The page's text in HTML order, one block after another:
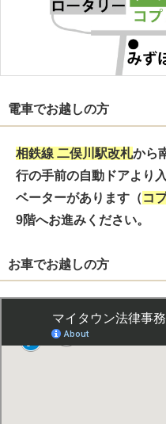
電車でお越しの方
相鉄線 二俣川駅改札から
行の手前の自動ドアより
ベーターがあります（コ
9階へお進みください。
お車でお越しの方